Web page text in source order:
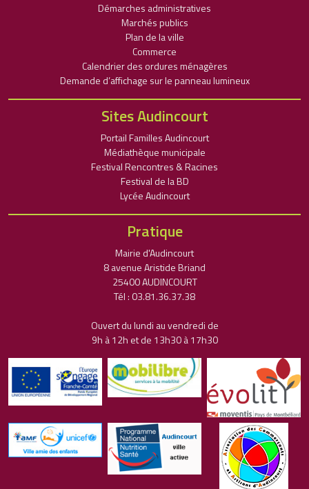
Démarches administratives
Marchés publics
Plan de la ville
Commerce
Calendrier des ordures ménagères
Demande d’affichage sur le panneau lumineux
Sites Audincourt
Portail Familles Audincourt
Médiathèque municipale
Festival Rencontres & Racines
Festival de la BD
Lycée Audincourt
Pratique
Mairie d'Audincourt
8 avenue Aristide Briand
25400 AUDINCOURT
Tél : 03.81.36.37.38
Ouvert du lundi au vendredi de
9h à 12h et de 13h30 à 17h30